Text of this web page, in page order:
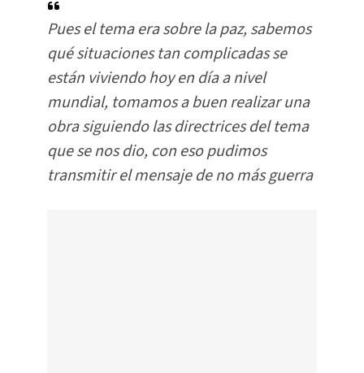
Pues el tema era sobre la paz, sabemos
qué situaciones tan complicadas se
están viviendo hoy en día a nivel
mundial, tomamos a buen realizar una
obra siguiendo las directrices del tema
que se nos dio, con eso pudimos
transmitir el mensaje de no más guerra